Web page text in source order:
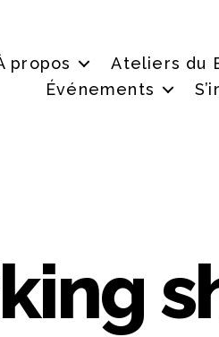
propos Ateliers du
Événements